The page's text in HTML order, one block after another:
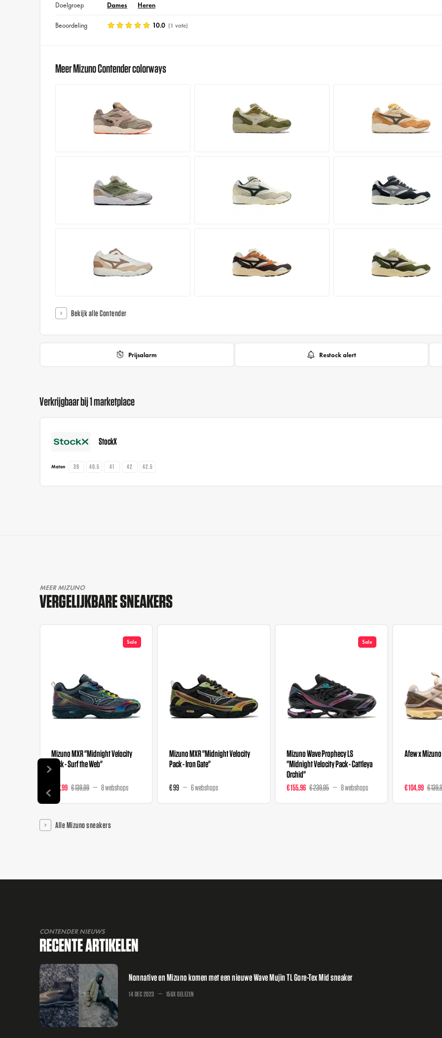
Doelgroep Dames Heren
Beoordeling 10.0 (1 vote)
Meer Mizuno Contender colorways
Bekijk alle Contender
Prijsalarm Restock alert
Verkrijgbaar bij 1 marketplace
StockX
Maten 39 40.5 41 42 42.5
MEER MIZUNO
VERGELIJKBARE SNEAKERS
Sale
Mizuno MXR "Midnight Velocity
Pack - Surf the Web"
€ 97,99 € 139,99 8 webshops
Mizuno MXR "Midnight Velocity
Pack - Iron Gate"
€ 99 6 webshops
Sale
Mizuno Wave Prophecy LS
"Midnight Velocity Pack - Cattleya
Orchid"
€ 155,96 € 239,95 8 webshops
Afew x
€ 104,99 €
Alle Mizuno sneakers
CONTENDER NIEUWS
RECENTE ARTIKELEN
Nonnative en Mizuno komen met een nieuwe Wave Mujin TL Gore-Tex Mid sneaker
14 DEC 2023 156X GELEZEN